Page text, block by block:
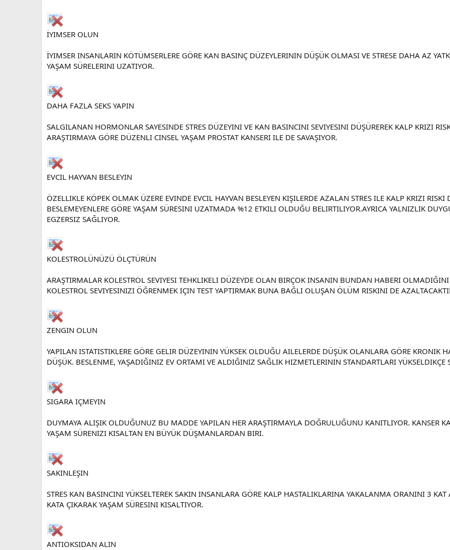
İYIMSER OLUN
İYIMSER INSANLARIN KÖTÜMSERLERE GÖRE KAN BASINÇ DÜZEYLERININ DÜŞÜK OLMASI VE STRESE DAHA AZ
YAŞAM SÜRELERINI UZATIYOR.
DAHA FAZLA SEKS YAPIN
SALGILANAN HORMONLAR SAYESINDE STRES DÜZEYINI VE KAN BASINCINI SEVIYESINI DÜŞÜREREK KALP KRIZI
ARAŞTIRMAYA GÖRE DÜZENLI CINSEL YAŞAM PROSTAT KANSERI ILE DE SAVAŞIYOR.
EVCIL HAYVAN BESLEYIN
ÖZELLIKLE KÖPEK OLMAK ÜZERE EVINDE EVCIL HAYVAN BESLEYEN KIŞILERDE AZALAN STRES ILE KALP KRIZI
BESLEMEYENLERE GÖRE YAŞAM SÜRESINI UZATMADA %12 ETKILI OLDUĞU BELIRTILIYOR.AYRICA YALNIZLIK
EGZERSIZ SAĞLIYOR.
KOLESTROLÜNÜZÜ ÖLÇTÜRÜN
ARAŞTIRMALAR KOLESTROL SEVIYESI TEHKLIKELI DÜZEYDE OLAN BIRÇOK INSANIN BUNDAN HABERI
KOLESTROL SEVIYESINIZI ÖĞRENMEK IÇIN TEST YAPTIRMAK BUNA BAĞLI OLUŞAN ÖLÜM RISKINI DE
ZENGIN OLUN
YAPILAN ISTATISTIKLERE GÖRE GELIR DÜZEYININ YÜKSEK OLDUĞU AILELERDE DÜŞÜK OLANLARA GÖRE KRONIK
DÜŞÜK. BESLENME, YAŞADIĞINIZ EV ORTAMI VE ALDIĞINIZ SAĞLIK HIZMETLERININ STANDARTLARI
SIGARA IÇMEYIN
DUYMAYA ALIŞIK OLDUĞUNUZ BU MADDE YAPILAN HER ARAŞTIRMAYLA DOĞRULUĞUNU KANITLIYOR. KANSER
YAŞAM SÜRENIZI KISALTAN EN BÜYÜK DÜŞMANLARDAN BIRI.
SAKINLEŞIN
STRES KAN BASINCINI YÜKSELTEREK SAKIN INSANLARA GÖRE KALP HASTALIKLARINA YAKALANMA ORANINI 3
KATA ÇIKARAK YAŞAM SÜRESINI KISALTIYOR.
ANTIOKSIDAN ALIN